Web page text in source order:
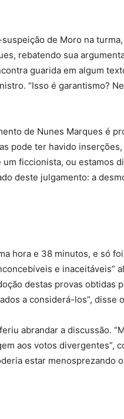
de Moro na
rebatendo sua
guarida em algum
“Isso é garantismo?
de Nunes Marques é
pode ter havido
um ficcionista, ou estamos
deste julgamento: a
hora e 38 minutos, e só
e inaceitáveis”
destas provas obtidas
a considerá-los”, disse
abrandar a discussão.
aos votos divergentes”,
estar menosprezando